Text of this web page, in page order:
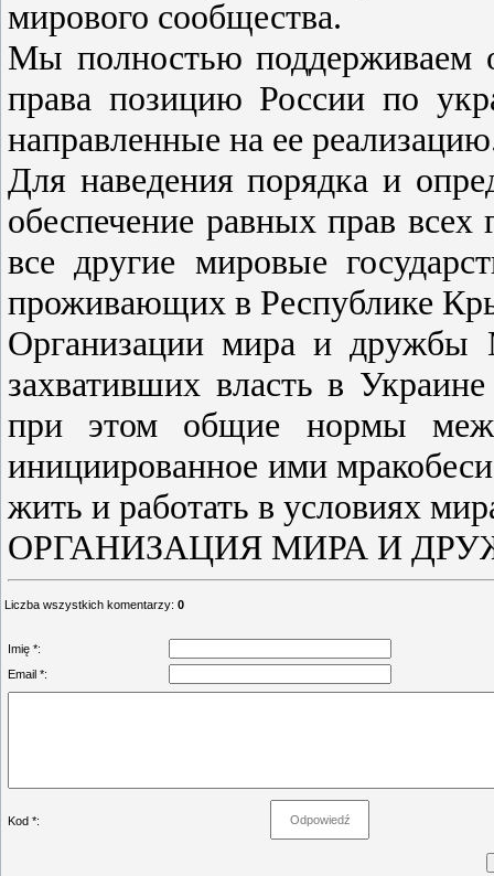
мирового сообщества.
Мы полностью поддерживаем
права позицию России по
направленные на ее
Для наведения порядка и
обеспечение равных прав
все другие мировые
проживающих в Республике
Организации мира и дружбы
захвативших власть в
при этом общие нормы
инициированное ими
жить и работать в условиях
ОРГАНИЗАЦИЯ МИРА И
Liczba wszystkich komentarzy: 0
Imię *:
Email *:
Kod *: